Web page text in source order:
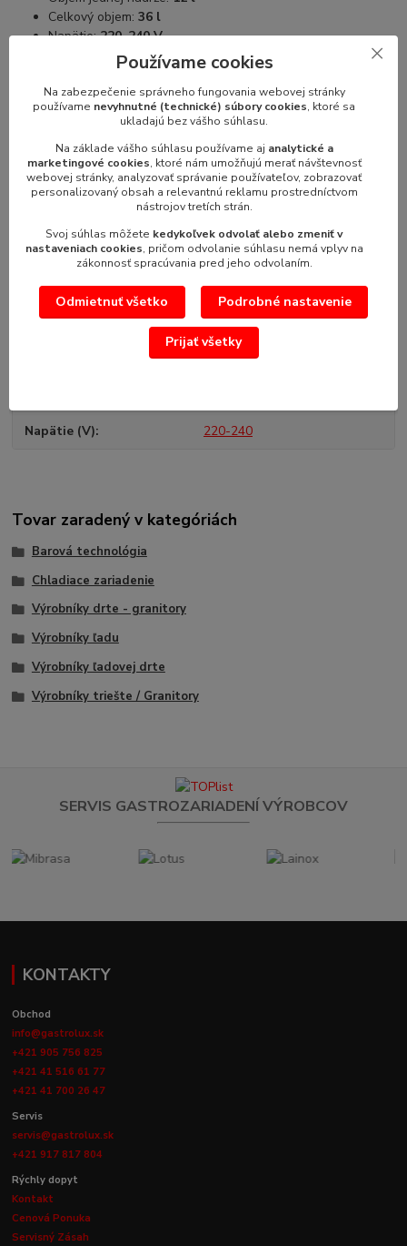
Celkový objem:36 l
Napätie:220–240 V
1080 W
Chladiaca chémia:R290
Materiál:Nehrdzavejúca oceľ, BPA-free plast
Rozmery (VxDxŠ):775 × 490 × 610 mm
Pôvod tovaru
Parametre
výrobník ľadovej drte
Napätie (V) 220-240
Tovar zaradený v kategóriách
Barová technológia
Chladiace zariadenie
Výrobníky drte - granitory
Výrobníky ľadu
Výrobníky ľadovej drte
Výrobníky triešte / Granitory
SERVIS GASTROZARIADENÍ VÝROBCOV
KONTAKTY
Obchod
info@gastrolux.sk
+421 905 756 825
+421 41 516 61 77
+421 41 700 26 47
Servis
servis@gastrolux.sk
+421 917 817 804
Rýchly dopyt
Kontakt
Cenová Ponuka
Servisný Zásah
Používame cookies
Na zabezpečenie správneho fungovania webovej stránky
používame nevyhnutné (technické) súbory cookies, ktoré sa
ukladajú bez vášho súhlasu.
Na základe vášho súhlasu používame aj analytické a
marketingové cookies, ktoré nám umožňujú merať návštevnosť
webovej stránky, analyzovať správanie používateľov, zobrazovať
personalizovaný obsah a relevantnú reklamu prostredníctvom
nástrojov tretích strán.
Svoj súhlas môžete kedykoľvek odvolať alebo zmeniť v
nastaveniach cookies, pričom odvolanie súhlasu nemá vplyv na
zákonnosť spracúvania pred jeho odvolaním.
Odmietnuť všetko Podrobné nastavenie
Prijať všetky